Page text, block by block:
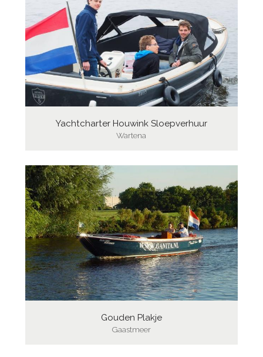
Yachtcharter Houwink Sloepverhuur
Wartena
Gouden Plakje
Gaastmeer